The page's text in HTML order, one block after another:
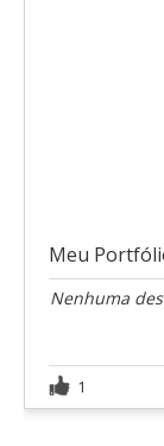
Meu
Nenhuma
1